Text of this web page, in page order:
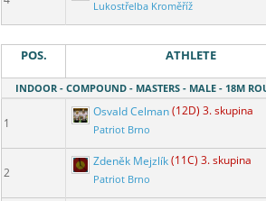
Lukostřelba Kroměříž
POS. ATHLETE
INDOOR - COMPOUND - MASTERS - MALE - 18M
1
Osvald Celman(12D) 3. skupina
Patriot Brno
2
Zdeněk Mejzlík(11C) 3. skupina
Patriot Brno